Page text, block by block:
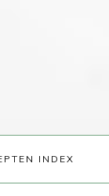
INDEX